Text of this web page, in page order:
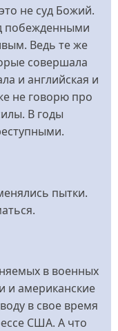
не суд Божий.
побежденными
Ведь те же
совершала
и английская и
не говорю про
В годы
пытки.
в военных
и американские
в свое время
США. А что